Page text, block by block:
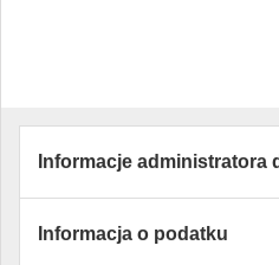
Informacje administratora
Informacja o podatku